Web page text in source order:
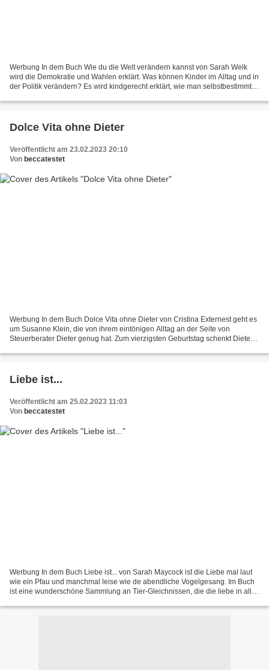
Werbung In dem Buch Wie du die Welt verändern kannst von Sarah Welk
wird die Demokratie und Wahlen erklärt. Was können Kinder im Alltag und in
der Politik verändern? Es wird kindgerecht erklärt, wie man selbstbestimmt in
Dolce Vita ohne Dieter
Veröffentlicht am 23.02.2023 20:10
Von beccatestet
Werbung In dem Buch Dolce Vita ohne Dieter von Cristina Externest geht es
um Susanne Klein, die von ihrem eintönigen Alltag an der Seite von
Steuerberater Dieter genug hat. Zum vierzigsten Geburtstag schenkt Dieter
Liebe ist...
Veröffentlicht am 25.02.2023 11:03
Von beccatestet
Werbung In dem Buch Liebe ist... von Sarah Maycock ist die Liebe mal laut
wie ein Pfau und manchmal leise wie de abendliche Vogelgesang. Im Buch
ist eine wunderschöne Sammlung an Tier-Gleichnissen, die die liebe in all